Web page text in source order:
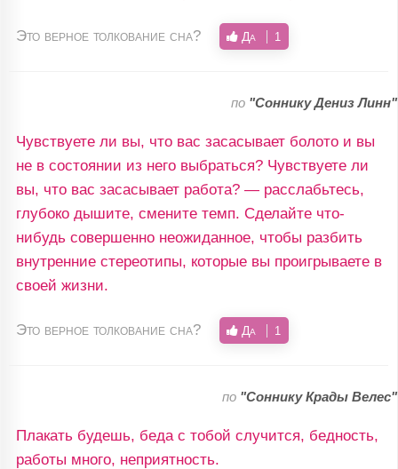
Это верное толкование сна? Да 1
по "Соннику Дениз Линн"
Чувствуете ли вы, что вас засасывает болото и вы
не в состоянии из него выбраться? Чувствуете ли
вы, что вас засасывает работа? — расслабьтесь,
глубоко дышите, смените темп. Сделайте что-
нибудь совершенно неожиданное, чтобы разбить
внутренние стереотипы, которые вы проигрываете в
своей жизни.
Это верное толкование сна? Да 1
по "Соннику Крады Велес"
Плакать будешь, беда с тобой случится, бедность,
работы много, неприятность.